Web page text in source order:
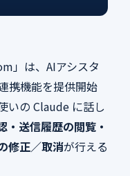
」は、AIアシスタ
携機能を提供開始
いの Claude に話し
・送信履歴の閲覧・
修正／取消が行える